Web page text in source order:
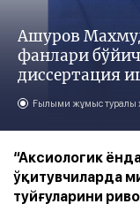
Aшуров
фанлари
диссертация
Ғылыми жұмыс туралы
“Aксиологик
ўқитувчиларда
туйғуларини